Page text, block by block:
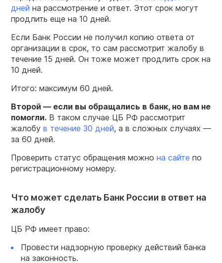
дней на рассмотрение и ответ. Этот срок могут
продлить еще на 10 дней.
Если Банк России не получил копию ответа от
организации в срок, то сам рассмотрит жалобу в
течение 15 дней. Он тоже может продлить срок на
10 дней.
Итого: максимум 60 дней.
Второй — если вы обращались в банк, но вам не
помогли. В таком случае ЦБ РФ рассмотрит
жалобу в течение 30 дней, а в сложных случаях —
за 60 дней.
Проверить статус обращения можно на сайте по
регистрационному номеру.
Что может сделать Банк России в ответ на
жалобу
ЦБ РФ имеет право:
Провести надзорную проверку действий банка
на законность.